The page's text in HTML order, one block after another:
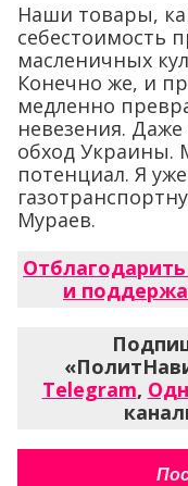
Наши товары,
себестоимость
масленичных
Конечно же, и
медленно
невезения.
обход Украины.
потенциал. Я
Мураев.
и
Telegram,